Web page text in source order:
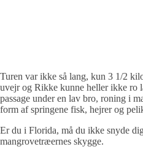
Turen var ikke så lang, kun 3 1/2
uvejr og Rikke kunne heller ikke ro
passage under en lav bro, roning i
form af springene fisk, hejrer og
Er du i Florida, må du ikke snyde
mangrovetræernes skygge.